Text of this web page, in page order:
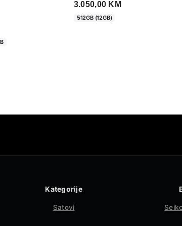
KM
3.050,00 KM
512GB (12GB)
Kategorije
Satovi